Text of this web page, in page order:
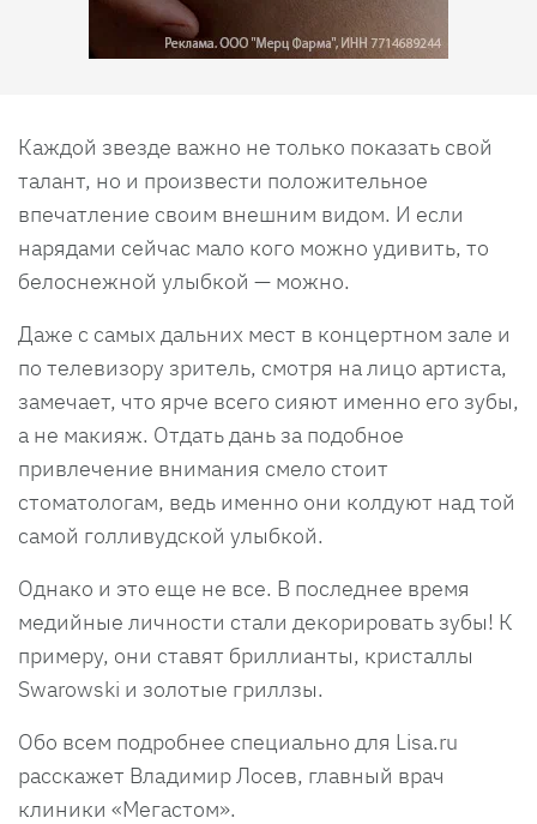
Каждой звезде важно не только показать свой
талант, но и произвести положительное
впечатление своим внешним видом. И если
нарядами сейчас мало кого можно удивить, то
белоснежной улыбкой — можно.
Даже с самых дальних мест в концертном зале и
по телевизору зритель, смотря на лицо артиста,
замечает, что ярче всего сияют именно его зубы,
а не макияж. Отдать дань за подобное
привлечение внимания смело стоит
стоматологам, ведь именно они колдуют над той
самой голливудской улыбкой.
Однако и это еще не все. В последнее время
медийные личности стали декорировать зубы! К
примеру, они ставят бриллианты, кристаллы
Swarowski и золотые гриллзы.
Обо всем подробнее специально для Lisa.ru
расскажет Владимир Лосев, главный врач
клиники «Мегастом».